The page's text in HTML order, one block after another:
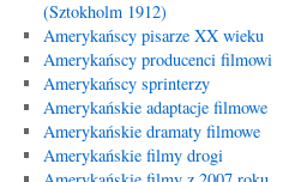
(Sztokholm 1912)
Amerykańscy pisarze XX wieku
Amerykańscy producenci filmowi
Amerykańscy sprinterzy
Amerykańskie adaptacje filmowe
Amerykańskie dramaty filmowe
Amerykańskie filmy drogi